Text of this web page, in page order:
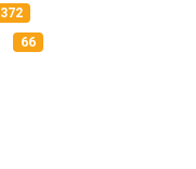
372
66